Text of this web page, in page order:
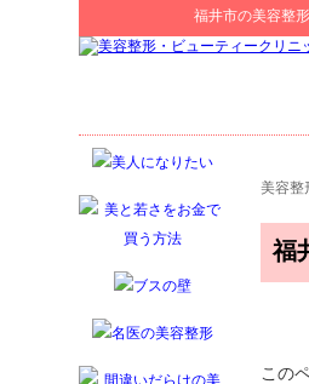
福井市の美容整
美容整
福
この